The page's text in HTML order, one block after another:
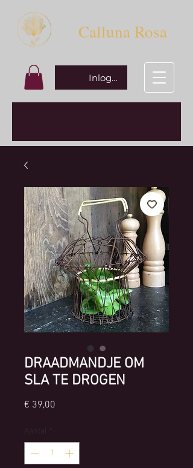
Inloggen
Calluna Rosa
DRAADMANDJE OM
SLA TE DROGEN
€ 39,00
*